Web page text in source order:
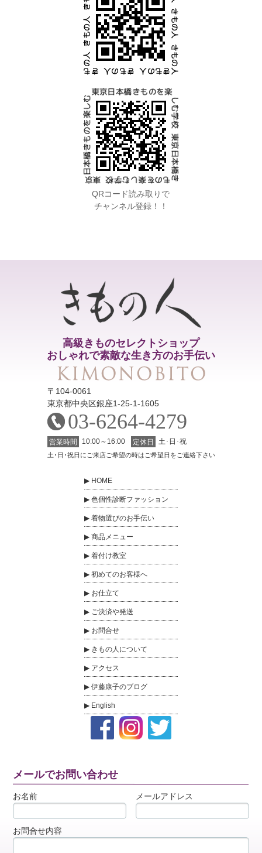
QRコード読み取りで
チャンネル登録！！
高級きものセレクトショップ
おしゃれで素敵な生き方のお手伝い
〒104-0061
東京都中央区銀座1-25-1-1605
03-6264-4279
営業時間 10:00～16:00 定休日 土･日･祝
土･日･祝日にご来店ご希望の時はご希望日をご連絡下さい
HOME
色個性診断ファッション
着物選びのお手伝い
商品メニュー
着付け教室
初めてのお客様へ
お仕立て
ご決済や発送
お問合せ
きもの人について
アクセス
伊藤康子のブログ
English
メールでお問い合わせ
お名前 メールアドレス
お問合せ内容